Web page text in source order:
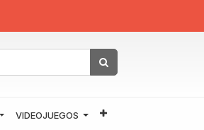
VIDEOJUEGOS